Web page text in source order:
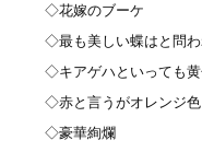
◇花嫁のブーケ
◇最も美しい蝶はと問わ
◇キアゲハといっても黄
◇赤と言うがオレンジ色
◇豪華絢爛